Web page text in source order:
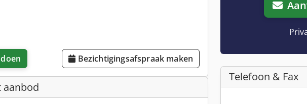
Bezichtigingsafspraak maken
aanbod
Telefoon & Fax